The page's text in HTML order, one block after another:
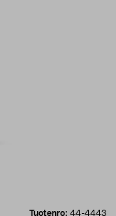
Tuotenro: 44-4443